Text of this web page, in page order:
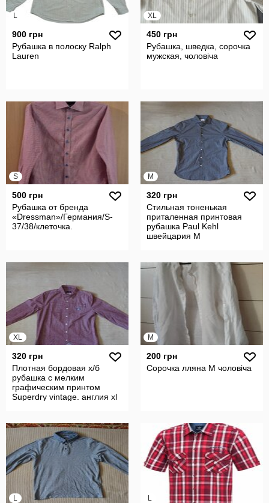
L
900 грн
Рубашка в полоску Ralph
Lauren
XL
450 грн
Рубашка, шведка, сорочка
мужская, чоловіча
S
500 грн
Рубашка от бренда
«Dressman»/Германия/S-
37/38/клеточка.
M
320 грн
Стильная тоненькая
приталенная принтовая
рубашка Paul Kehl
швейцария M
XL
320 грн
Плотная бордовая х/б
рубашка с мелким
графическим принтом
Superdry vintage. англия xl
M
200 грн
Сорочка лляна М чоловіча
L L